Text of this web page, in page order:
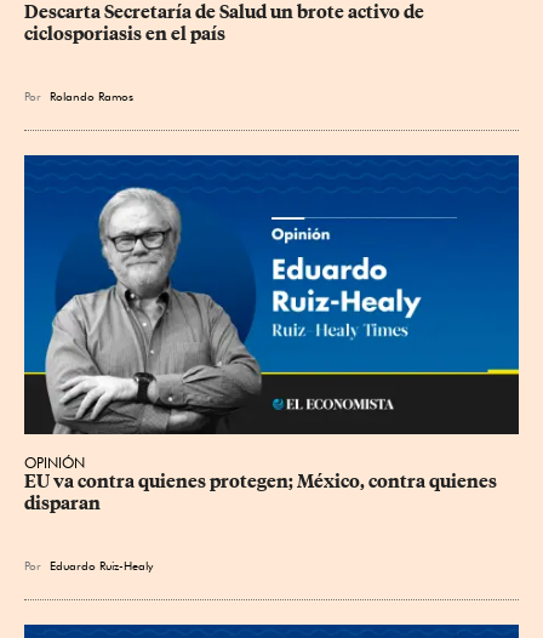
Descarta Secretaría de Salud un brote activo de
ciclosporiasis en el país
Por Rolando Ramos
OPINIÓN
EU va contra quienes protegen; México, contra quienes
disparan
Por Eduardo Ruiz-Healy